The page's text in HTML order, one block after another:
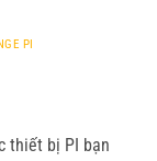
PI
thiết bị PI bạn